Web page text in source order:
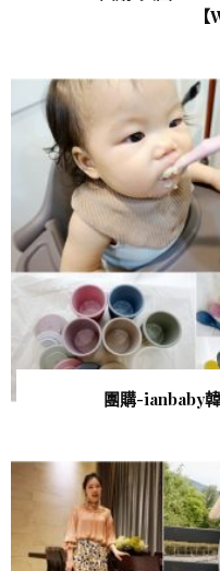
團購-ianbaby